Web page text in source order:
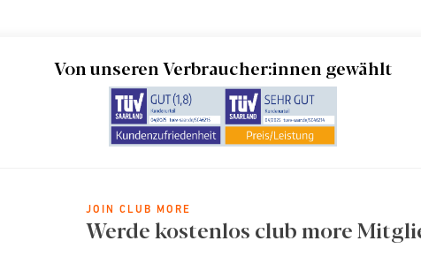
Von unseren Verbraucher:innen gewählt
JOIN CLUB MORE
Werde kostenlos club more